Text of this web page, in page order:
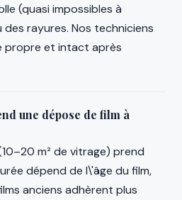
(quasi impossibles à
rayures. Nos techniciens
propre et intact après
une dépose de film à
m² de vitrage) prend
dépend de l\'âge du film,
anciens adhèrent plus